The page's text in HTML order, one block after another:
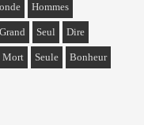
Hommes
Grand Seul Dire
Mort Seule Bonheur